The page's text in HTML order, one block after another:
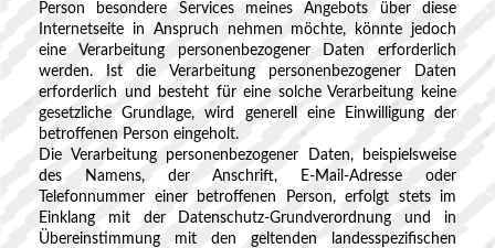
Person besondere Services meines Angebots über diese
Internetseite in Anspruch nehmen möchte, könnte jedoch
eine Verarbeitung personenbezogener Daten erforderlich
werden. Ist die Verarbeitung personenbezogener Daten
erforderlich und besteht für eine solche Verarbeitung keine
gesetzliche Grundlage, wird generell eine Einwilligung der
betroffenen Person eingeholt.
Die Verarbeitung personenbezogener Daten, beispielsweise
des Namens, der Anschrift, E-Mail-Adresse oder
Telefonnummer einer betroffenen Person, erfolgt stets im
Einklang mit der Datenschutz-Grundverordnung und in
Übereinstimmung mit den geltenden landesspezifischen